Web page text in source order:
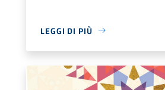
LEGGI DI PIÙ